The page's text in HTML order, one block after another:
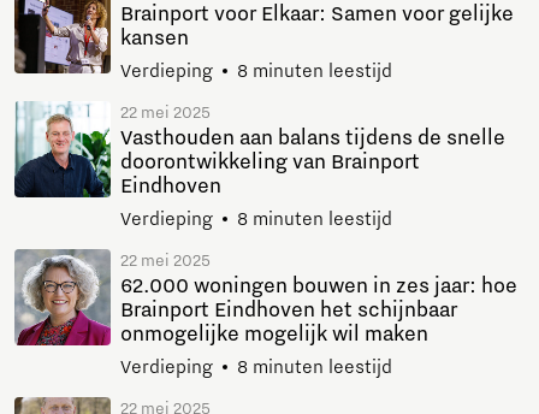
Brainport voor Elkaar: Samen voor gelijke
kansen
Verdieping 8 minuten leestijd
22 mei 2025
Vasthouden aan balans tijdens de snelle
doorontwikkeling van Brainport
Eindhoven
Verdieping 8 minuten leestijd
22 mei 2025
62.000 woningen bouwen in zes jaar: hoe
Brainport Eindhoven het schijnbaar
onmogelijke mogelijk wil maken
Verdieping 8 minuten leestijd
22 mei 2025